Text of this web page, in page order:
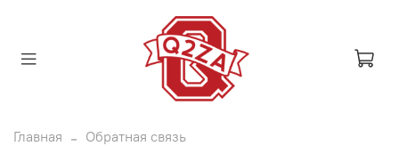
Главная Обратная связь